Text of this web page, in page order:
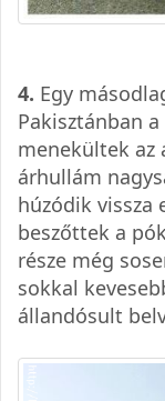
4. Egy
Pakisztánban
menekültek az
árhullám
húzódik vissza
beszőttek a
része még
sokkal
állandósult